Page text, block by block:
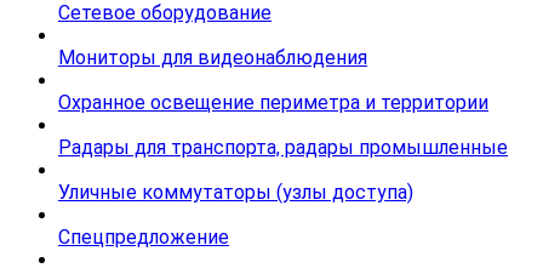
Сетевое оборудование
Мониторы для видеонаблюдения
Охранное освещение периметра и территории
Радары для транспорта, радары промышленные
Уличные коммутаторы (узлы доступа)
Спецпредложение